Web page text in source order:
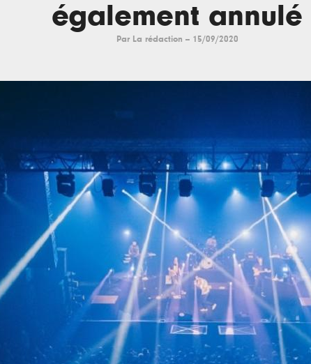
également annulé
Par La rédaction -- 15/09/2020